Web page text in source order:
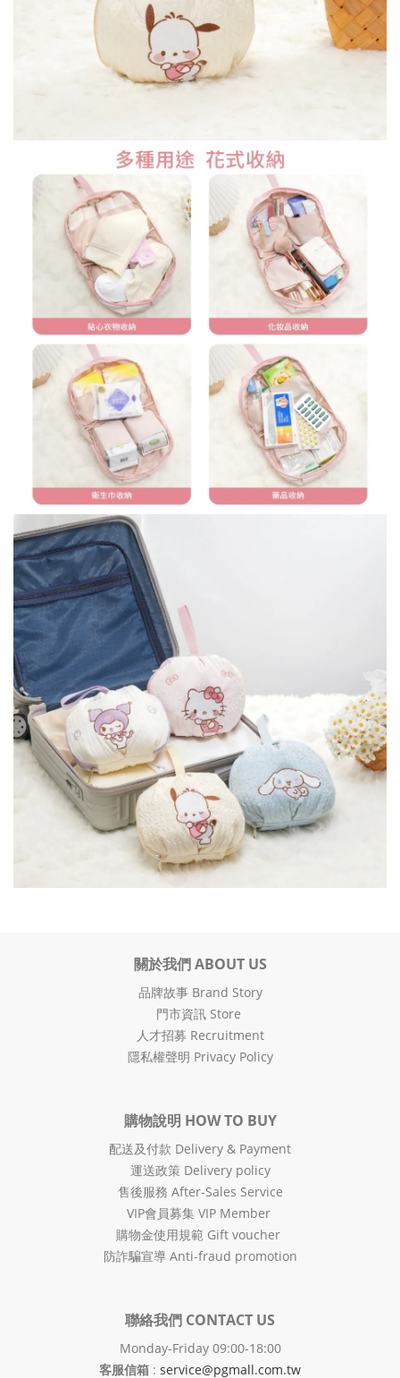
關於我們 ABOUT US
品牌故事 Brand Story
門市資訊 Store
人才招募 Recruitment
隱私權聲明 Privacy Policy
購物說明 HOW TO BUY
配送及付款 Delivery & Payment
運送政策 Delivery policy
售後服務 After-Sales Service
VIP會員募集 VIP Member
購物金使用規範 Gift voucher
防詐騙宣導 Anti-fraud promotion
聯絡我們 CONTACT US
Monday-Friday 09:00-18:00
客服信箱 : service@pgmall.com.tw